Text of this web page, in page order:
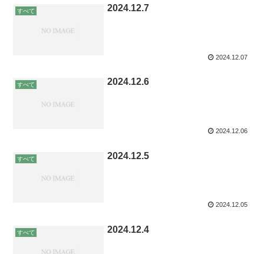
すべて 2024.12.7
2024.12.07
すべて 2024.12.6
2024.12.06
すべて 2024.12.5
2024.12.05
すべて 2024.12.4